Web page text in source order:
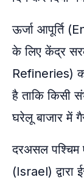
ऊर्जा आपूर्ति
के लिए केंद्र
Refineries) को
है ताकि किसी
घरेलू बाजार में
दरअसल पश्चिम
(Israel) द्वारा